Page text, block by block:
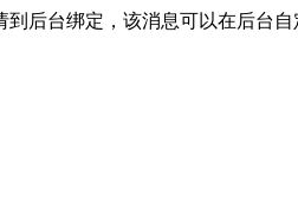
到后台绑定，该消息可以在后台自